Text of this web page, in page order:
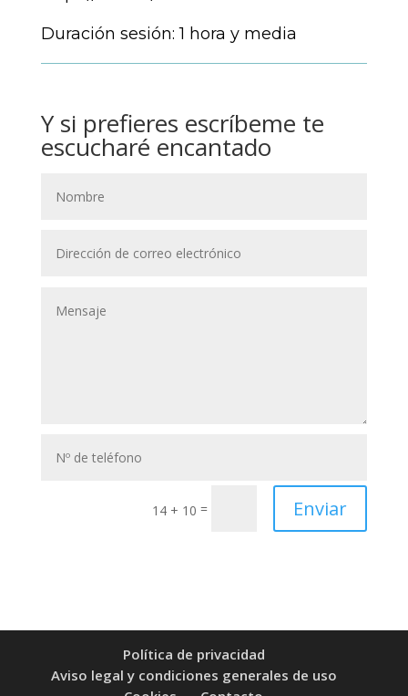
Duración sesión: 1 hora y media
Y si prefieres escríbeme te
escucharé encantado
14 + 10 = Enviar
Política de privacidad
Aviso legal y condiciones generales de uso